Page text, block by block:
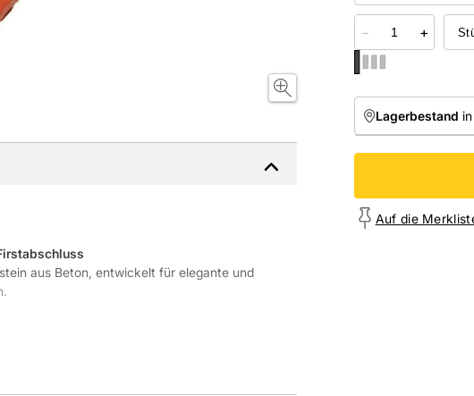
− +
Lagerbestand
Auf die
aus Beton, entwickelt für elegante und